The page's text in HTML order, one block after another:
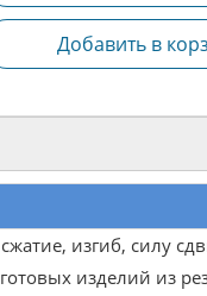
Добавить в
изгиб, силу
изделий из